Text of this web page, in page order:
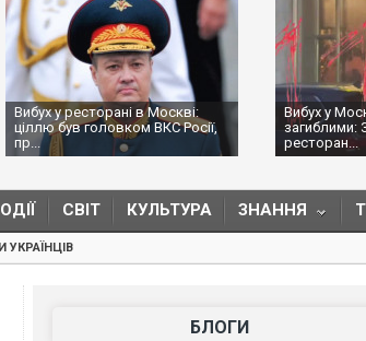
Вибух у ресторані в Москві:
ціллю був головком ВКС Росії,
пр...
Вибух у
загиблими:
ресторан...
СВІТ КУЛЬТУРА ЗНАННЯ
УКРАЇНЦІВ
БЛОГИ